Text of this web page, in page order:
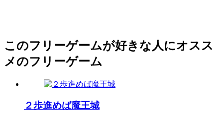
このフリーゲームが好きな人にオスス
メのフリーゲーム
２歩進めば魔王城